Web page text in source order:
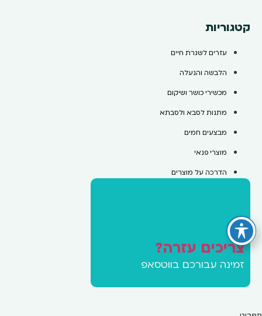
קטגוריות
עזרים לשגרת חיים
הלבשה והנעלה
מכשירי כושר ושיקום
מתנות לסבא ולסבתא
מבצעים חמים
מוצרי פנאי
הדרכה על מוצרים
צריכים עזרה?
זמינה עבורכם בווטסאפ